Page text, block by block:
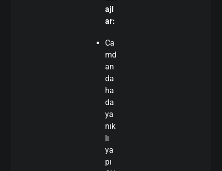
ajl
ar:
Ca
md
an
da
ha
da
ya
nık
lı
ya
pı